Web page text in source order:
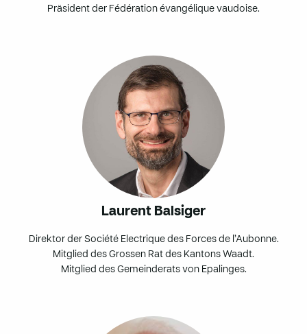
Präsident der Fédération évangélique vaudoise.
Laurent Balsiger
Direktor der Société Electrique des Forces de l’Aubonne.
Mitglied des Grossen Rat des Kantons Waadt.
Mitglied des Gemeinderats von Epalinges.